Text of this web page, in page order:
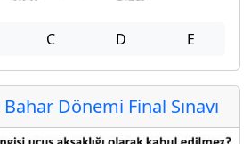
C D E
Dönemi Final Sınavı